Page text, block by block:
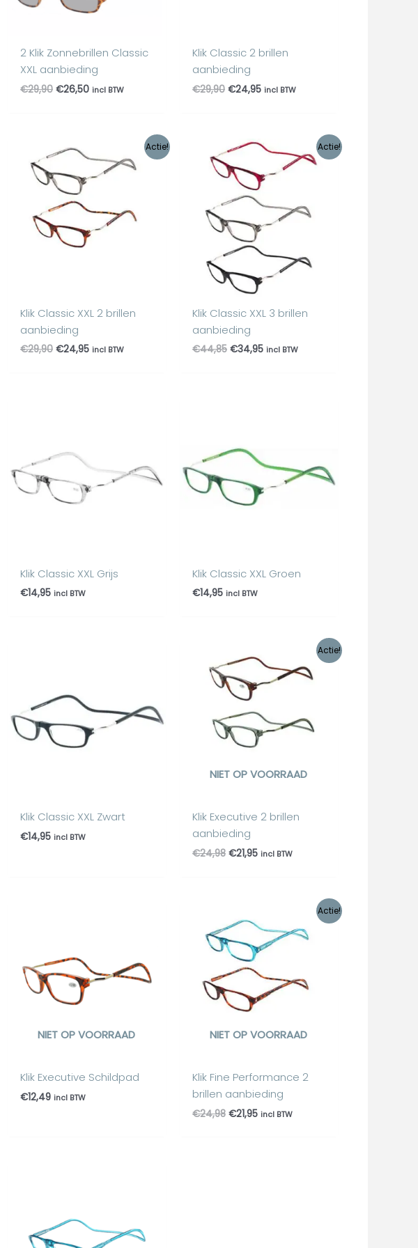
2 Klik Zonnebrillen Classic
XXL aanbieding
€29,90 €26,50 incl BTW
Klik Classic 2 brillen
aanbieding
€29,90 €24,95 incl BTW
Actie!
Klik Classic XXL 2 brillen
aanbieding
€29,90
prijs
€29,90.
€24,95
prijs
€24,95.
incl BTW
Actie!
Klik Classic XXL 3 brillen
aanbieding
€44,85
Oorspronkelijke
prijs
was:
€44,85.
€34,95
Huidige
prijs
€34,95.
incl BTW
Klik Classic XXL Grijs
€14,95 incl BTW
Klik Classic XXL Groen
€14,95 incl BTW
Klik Classic XXL Zwart
€14,95 incl BTW
Actie!
NIET OP VOORRAAD
Klik Executive 2 brillen
aanbieding
€24,98
prijs
€24,98.
€21,95
prijs
is:
€21,95.
incl BTW
NIET OP VOORRAAD
Klik Executive Schildpad
€12,49 incl BTW
Actie!
NIET OP VOORRAAD
Klik Fine Performance 2
brillen aanbieding
€24,98
prijs
was:
€24,98.
€21,95
is:
€21,95.
incl BTW